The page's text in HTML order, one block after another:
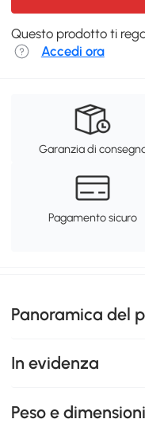
Questo prodotto ti
Accedi ora
Garanzia di
Pagamento sicuro
Panoramica del
In evidenza
Peso e dimensioni